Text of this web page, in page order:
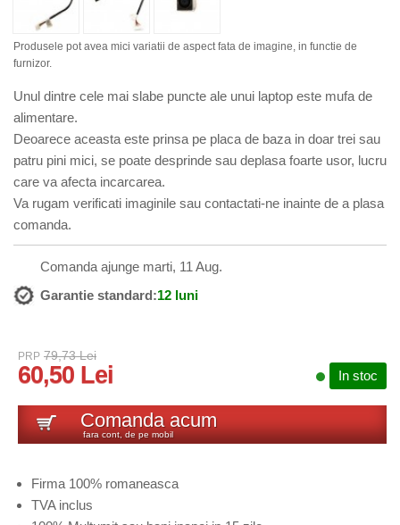
Produsele pot avea mici variatii de aspect fata de imagine, in functie de
furnizor.
Unul dintre cele mai slabe puncte ale unui laptop este mufa de
alimentare.
Deoarece aceasta este prinsa pe placa de baza in doar trei sau
patru pini mici, se poate desprinde sau deplasa foarte usor, lucru
care va afecta incarcarea.
Va rugam verificati imaginile sau contactati-ne inainte de a plasa
comanda.
Comanda ajunge marti, 11 Aug.
Garantie standard:12 luni
PRP 79,73 Lei
60,50 Lei In stoc
Comanda acum
fara cont, de pe mobil
Firma 100% romaneasca
TVA inclus